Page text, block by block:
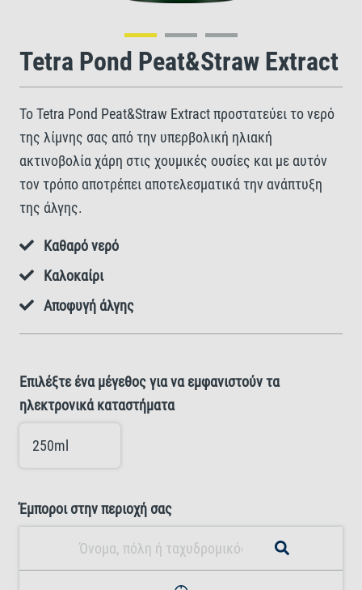
Tetra Pond Peat&Straw Extract
Το Tetra Pond Peat&Straw Extract προστατεύει το νερό
της λίμνης σας από την υπερβολική ηλιακή
ακτινοβολία χάρη στις χουμικές ουσίες και με αυτόν
τον τρόπο αποτρέπει αποτελεσματικά την ανάπτυξη
της άλγης.
Καθαρό νερό
Καλοκαίρι
Αποφυγή άλγης
Επιλέξτε ένα μέγεθος για να εμφανιστούν τα
ηλεκτρονικά καταστήματα
250ml
Έμποροι στην περιοχή σας